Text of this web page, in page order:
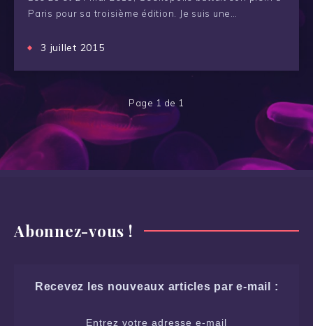
Paris pour sa troisième édition. Je suis une…
3 juillet 2015
Page 1 de 1
Abonnez-vous !
Recevez les nouveaux articles par e-mail :